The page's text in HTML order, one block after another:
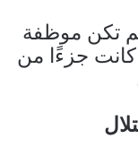
تكن موظفة
جزءًا من